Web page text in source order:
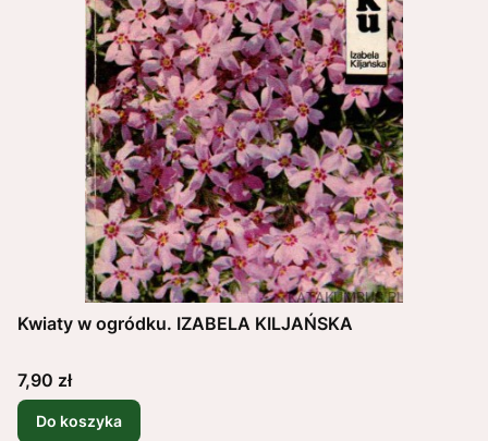
Kwiaty w ogródku. IZABELA KILJAŃSKA
Cena
7,90 zł
Do koszyka